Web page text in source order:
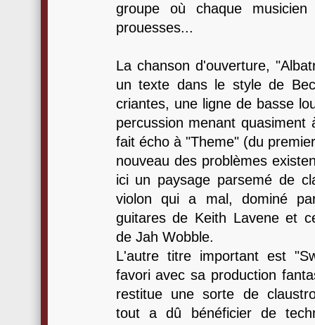
groupe où chaque
prouesses...
La chanson d'ouverture,
un texte dans le style de
criantes, une ligne de basse
percussion menant
fait écho à "Theme" (du
nouveau des problèmes
ici un paysage parsemé de
violon qui a mal, dominé
guitares de Keith Lavene et
de Jah Wobble.
L'autre titre important est
favori avec sa production
restitue une sorte de
tout a dû bénéficier de